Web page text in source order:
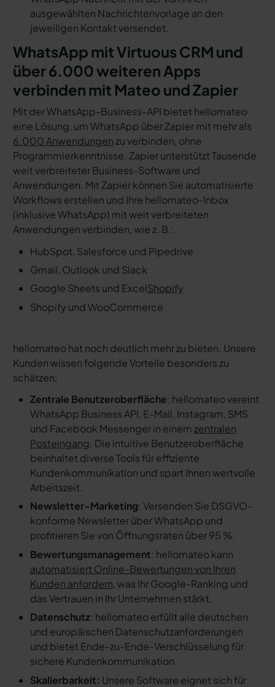
ausgewählten Nachrichtenvorlage an den
jeweiligen Kontakt versendet.
WhatsApp mit Virtuous CRM und
über 6.000 weiteren Apps
verbinden mit Mateo und Zapier
Mit der WhatsApp-Business-API bietet hellomateo
eine Lösung, um WhatsApp über Zapier mit mehr als
6.000 Anwendungenzu verbinden, ohne
Programmierkenntnisse. Zapier unterstützt Tausende
weit verbreiteter Business-Software und
Anwendungen. Mit Zapier können Sie automatisierte
Workflows erstellen und Ihre hellomateo-Inbox
(inklusive WhatsApp) mit weit verbreiteten
Anwendungen verbinden, wie z. B.:
HubSpot, Salesforce und Pipedrive
Gmail, Outlook und Slack
Google Sheets und ExcelShopify
Shopify und WooCommerce
hellomateo hat noch deutlich mehr zu bieten. Unsere
Kunden wissen folgende Vorteile besonders zu
schätzen:
Zentrale Benutzeroberfläche: hellomateo vereint
WhatsApp Business API, E-Mail, Instagram, SMS
und Facebook Messenger in einem zentralen
Posteingang. Die intuitive Benutzeroberfläche
beinhaltet diverse Tools für effiziente
Kundenkommunikation und spart Ihnen wertvolle
Arbeitszeit.
Newsletter-Marketing: Versenden Sie DSGVO-
konforme Newsletter über WhatsApp und
profitieren Sie von Öffnungsraten über 95 %.
Bewertungsmanagement: hellomateo kann
automatisiert Online-Bewertungen von Ihren
Kunden anfordern, was Ihr Google-Ranking und
das Vertrauen in Ihr Unternehmen stärkt.
Datenschutz: hellomateo erfüllt alle deutschen
und europäischen Datenschutzanforderungen
und bietet Ende-zu-Ende-Verschlüsselung für
sichere Kundenkommunikation.
Skalierbarkeit: Unsere Software eignet sich für